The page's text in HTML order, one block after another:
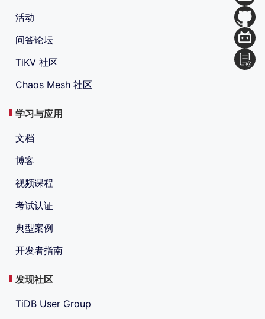
活动
问答论坛
TiKV 社区
Chaos Mesh 社区
学习与应用
文档
博客
视频课程
考试认证
典型案例
开发者指南
发现社区
TiDB User Group